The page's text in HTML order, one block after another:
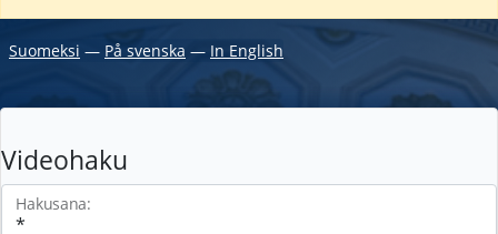
Suomeksi ― På svenska ― In English
Videohaku
Hakusana: